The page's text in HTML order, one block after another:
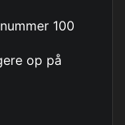
100
op på